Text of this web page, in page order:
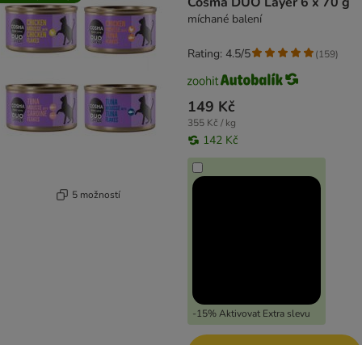
5 možností
míchané balení
149 Kč
355 Kč / kg
142 Kč
-15% Aktivovat Extra slevu
Rating: 4.5/5 (159)